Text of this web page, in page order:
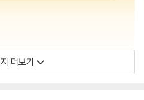
더보기